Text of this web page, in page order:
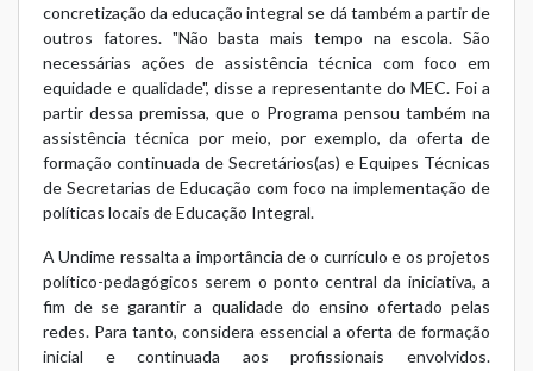
concretização da educação integral se dá também a partir de
outros fatores. "Não basta mais tempo na escola. São
necessárias ações de assistência técnica com foco em
equidade e qualidade", disse a representante do MEC. Foi a
partir dessa premissa, que o Programa pensou também na
assistência técnica por meio, por exemplo, da oferta de
formação continuada de Secretários(as) e Equipes Técnicas
de Secretarias de Educação com foco na implementação de
políticas locais de Educação Integral.
A Undime ressalta a importância de o currículo e os projetos
político-pedagógicos serem o ponto central da iniciativa, a
fim de se garantir a qualidade do ensino ofertado pelas
redes. Para tanto, considera essencial a oferta de formação
inicial e continuada aos profissionais envolvidos.